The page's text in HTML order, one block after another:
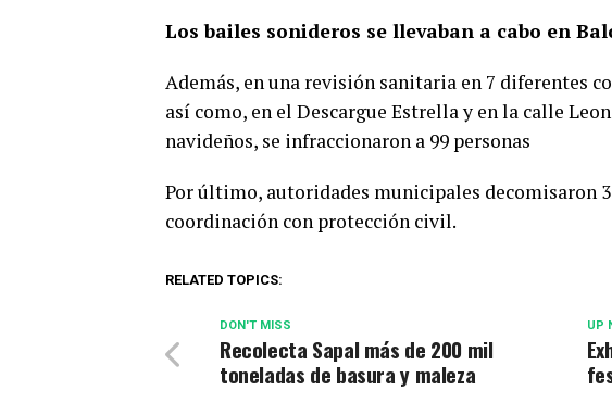
Los bailes sonideros se llevaban a cabo en
Además, en una revisión sanitaria en 7 diferentes
así como, en el Descargue Estrella y en la calle
navideños, se infraccionaron a 99 personas
Por último, autoridades municipales decomisaron
coordinación con protección civil.
RELATED TOPICS:
UP
DON'T MISS
Recolecta Sapal más de 200 mil
toneladas de basura y maleza